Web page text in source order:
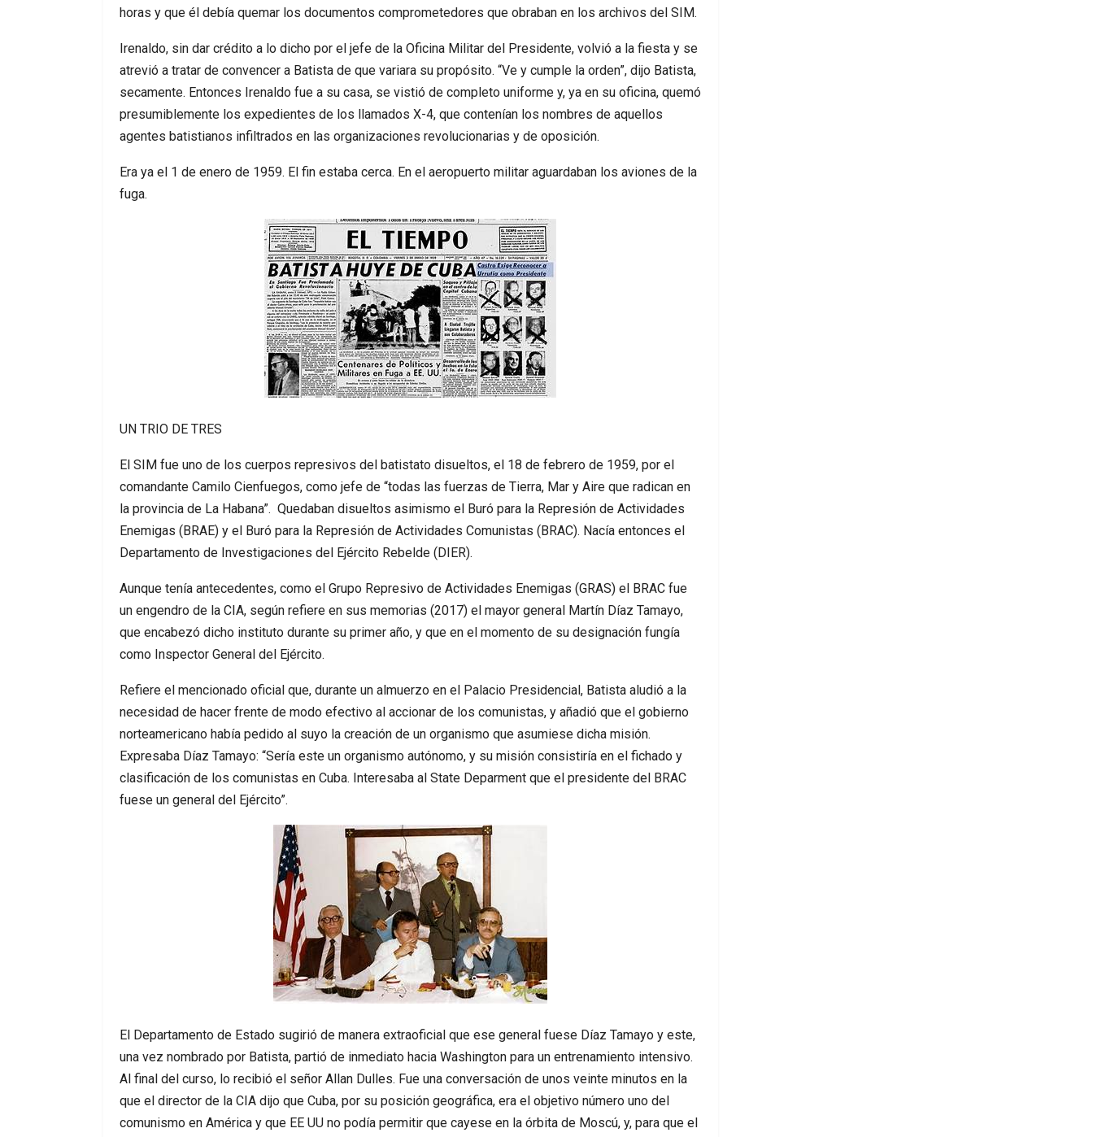
horas y que él debía quemar los documentos comprometedores que obraban en los archivos del SIM.
Irenaldo, sin dar crédito a lo dicho por el jefe de la Oficina Militar del Presidente, volvió a la fiesta y se
atrevió a tratar de convencer a Batista de que variara su propósito. “Ve y cumple la orden”, dijo Batista,
secamente. Entonces Irenaldo fue a su casa, se vistió de completo uniforme y, ya en su oficina, quemó
presumiblemente los expedientes de los llamados X-4, que contenían los nombres de aquellos
agentes batistianos infiltrados en las organizaciones revolucionarias y de oposición.
Era ya el 1 de enero de 1959. El fin estaba cerca. En el aeropuerto militar aguardaban los aviones de la
fuga.
UN TRIO DE TRES
El SIM fue uno de los cuerpos represivos del batistato disueltos, el 18 de febrero de 1959, por el
comandante Camilo Cienfuegos, como jefe de “todas las fuerzas de Tierra, Mar y Aire que radican en
la provincia de La Habana”. Quedaban disueltos asimismo el Buró para la Represión de Actividades
Enemigas (BRAE) y el Buró para la Represión de Actividades Comunistas (BRAC). Nacía entonces el
Departamento de Investigaciones del Ejército Rebelde (DIER).
Aunque tenía antecedentes, como el Grupo Represivo de Actividades Enemigas (GRAS) el BRAC fue
un engendro de la CIA, según refiere en sus memorias (2017) el mayor general Martín Díaz Tamayo,
que encabezó dicho instituto durante su primer año, y que en el momento de su designación fungía
como Inspector General del Ejército.
Refiere el mencionado oficial que, durante un almuerzo en el Palacio Presidencial, Batista aludió a la
necesidad de hacer frente de modo efectivo al accionar de los comunistas, y añadió que el gobierno
norteamericano había pedido al suyo la creación de un organismo que asumiese dicha misión.
Expresaba Díaz Tamayo: “Sería este un organismo autónomo, y su misión consistiría en el fichado y
clasificación de los comunistas en Cuba. Interesaba al State Deparment que el presidente del BRAC
fuese un general del Ejército”.
El Departamento de Estado sugirió de manera extraoficial que ese general fuese Díaz Tamayo y este,
una vez nombrado por Batista, partió de inmediato hacia Washington para un entrenamiento intensivo.
Al final del curso, lo recibió el señor Allan Dulles. Fue una conversación de unos veinte minutos en la
que el director de la CIA dijo que Cuba, por su posición geográfica, era el objetivo número uno del
comunismo en América y que EE UU no podía permitir que cayese en la órbita de Moscú, y, para que el